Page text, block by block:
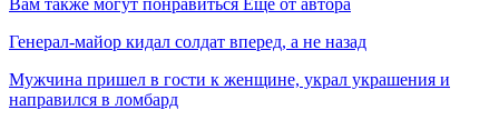
Генерал-майор кидал солдат вперед, а не назад
Мужчина пришел в гости к женщине, украл украшения и
направился в ломбард